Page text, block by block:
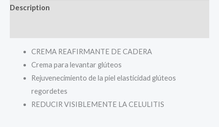
Description
CREMA REAFIRMANTE DE CADERA
Crema para levantar glúteos
Rejuvenecimiento de la piel elasticidad glúteos
regordetes
REDUCIR VISIBLEMENTE LA CELULITIS